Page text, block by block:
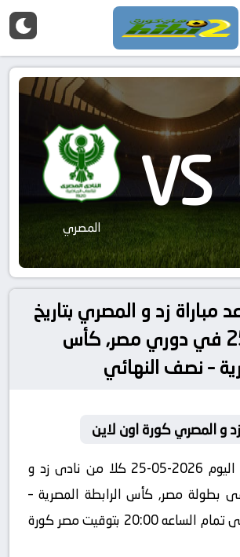
VS المصري
مباراة زد و المصري بتاريخ
2026-05-25 في دوري مصر, كأس
– نصف النهائي
و المصري كورة اون لاين
يلا شوت يلتقى اليوم 2026-05-25 كلا من نادى زد و
بطولة مصر, كأس الرابطة المصرية –
نصف النهائي فى تمام الساعه 20:00 بتوقيت مصر كورة